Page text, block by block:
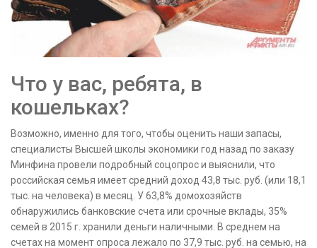
Что у вас, ребята, в
кошельках?
Возможно, именно для того, чтобы оценить наши запасы,
специалисты Высшей школы экономики год назад по заказу
Минфина провели подробный соцопрос и выяснили, что
российская семья имеет средний доход 43,8 тыс. руб. (или 18,1
тыс. на человека) в месяц. У 63,8% домохозяйств
обнаружились банковские счета или срочные вклады, 35%
семей в 2015 г. хранили деньги наличными. В среднем на
счетах на момент опроса лежало по 37,9 тыс. руб. на семью, на